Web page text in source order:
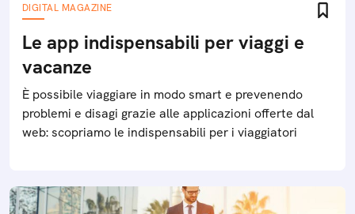
DIGITAL MAGAZINE
Le app indispensabili per viaggi e
vacanze
È possibile viaggiare in modo smart e prevenendo
problemi e disagi grazie alle applicazioni offerte dal
web: scopriamo le indispensabili per i viaggiatori